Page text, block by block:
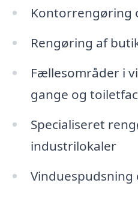
Kontorrengøring
Rengøring af
Fællesområder i
gange og
Specialiseret
industrilokaler
Vinduespudsning